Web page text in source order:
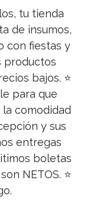
tu tienda
de insumos,
con fiestas y
productos
bajos. ⭐
para que
comodidad
y sus
entregas
boletas
NETOS. ⭐